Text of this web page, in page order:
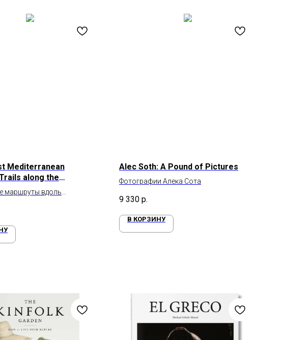
Mediterranean
along the
Sea
маршруты вдоль
Alec Soth: A Pound of Pictures
Фотографии Алека Сота
9 330 р.
В КОРЗИНУ